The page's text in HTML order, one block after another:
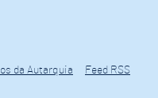
da Autarquia Feed RSS